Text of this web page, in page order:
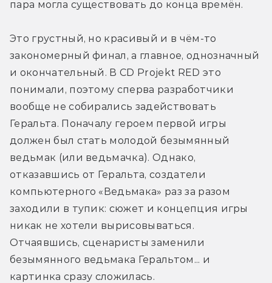
пара могла существовать до конца времён.
Это грустный, но красивый и в чём-то
закономерный финал, а главное, однозначный
и окончательный. В CD Projekt RED это
понимали, поэтому сперва разработчики
вообще не собирались задействовать
Геральта. Поначалу героем первой игры
должен был стать молодой безымянный
ведьмак (или ведьмачка). Однако,
отказавшись от Геральта, создатели
компьютерного «Ведьмака» раз за разом
заходили в тупик: сюжет и концепция игры
никак не хотели вырисовываться.
Отчаявшись, сценаристы заменили
безымянного ведьмака Геральтом... и
картинка сразу сложилась.